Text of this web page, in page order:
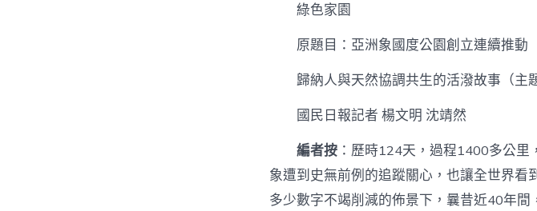
綠色家園
原題目：亞洲象國度公園創立連續推動
歸納人與天然協調共生的活潑故事（主題
國民日報記者 楊文明 沈靖然
編者按：歷時124天，過程1400多公里
象遭到史無前例的追蹤關心，也讓全世界
多少數字不竭削減的佈景下，曩昔近40年